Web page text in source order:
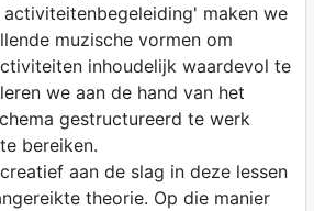
maken we
muzische vormen om
inhoudelijk waardevol te
we aan de hand van het
gestructureerd te werk
bereiken.
aan de slag in deze lessen
theorie. Op die manier